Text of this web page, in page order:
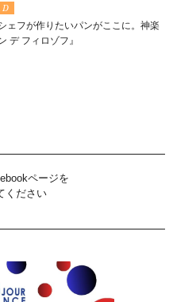
ェフが作りたいパンがここに。神楽
デ フィロゾフ』
ページを
ください